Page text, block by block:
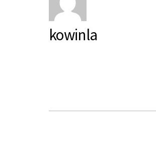
kowinla